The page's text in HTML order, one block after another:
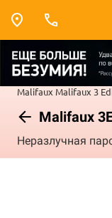
Malifaux Malifaux 3
Malifaux
Неразлучная